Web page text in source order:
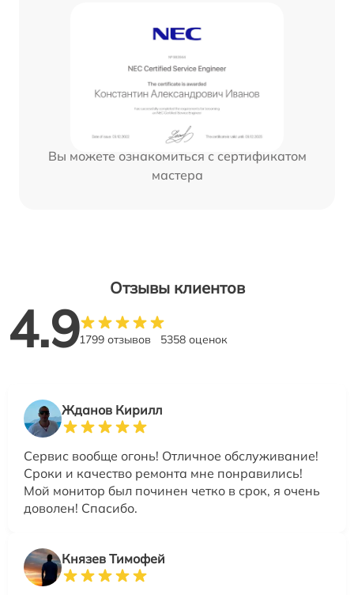
Вы можете ознакомиться с сертификатом
мастера
Отзывы клиентов
4.91799 отзывов 5358 оценок
Жданов Кирилл
Сервис вообще огонь! Отличное обслуживание!
Сроки и качество ремонта мне понравились!
Мой монитор был починен четко в срок, я очень
доволен! Спасибо.
Князев Тимофей